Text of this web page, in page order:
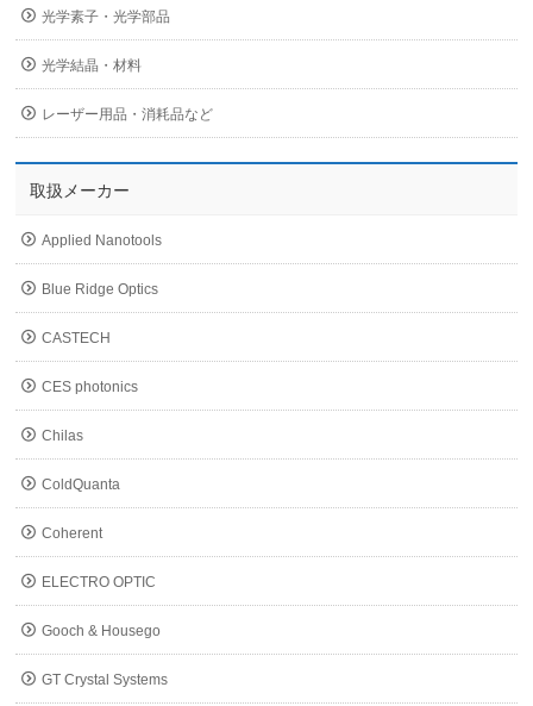
光学素子・光学部品
光学結晶・材料
レーザー用品・消耗品など
取扱メーカー
Applied Nanotools
Blue Ridge Optics
CASTECH
CES photonics
Chilas
ColdQuanta
Coherent
ELECTRO OPTIC
Gooch & Housego
GT Crystal Systems